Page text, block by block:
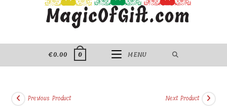
€0.00 0 MENU
Previous Product Next Product